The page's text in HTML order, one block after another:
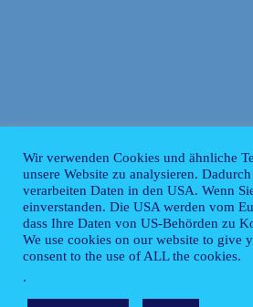
Wir verwenden Cookies und ähnliche
unsere Website zu analysieren.
verarbeiten Daten in den USA. Wenn
einverstanden. Die USA werden vom
dass Ihre Daten von US-Behörden zu
We use cookies on our website to give
consent to the use of ALL the cookies.
.